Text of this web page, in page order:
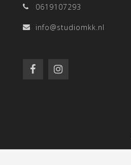
0619107293
info@studiomkk.nl